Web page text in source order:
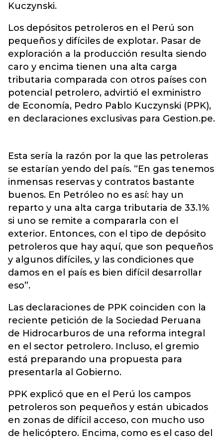
Kuczynski.
Los depósitos petroleros en el Perú son
pequeños y difíciles de explotar. Pasar de
exploración a la producción resulta siendo
caro y encima tienen una alta carga
tributaria comparada con otros países con
potencial petrolero, advirtió el exministro
de Economía, Pedro Pablo Kuczynski (PPK),
en declaraciones exclusivas para Gestion.pe.
Esta sería la razón por la que las petroleras
se estarían yendo del país. “En gas tenemos
inmensas reservas y contratos bastante
buenos. En Petróleo no es así: hay un
reparto y una alta carga tributaria de 33.1%
si uno se remite a compararla con el
exterior. Entonces, con el tipo de depósito
petroleros que hay aquí, que son pequeños
y algunos difíciles, y las condiciones que
damos en el país es bien difícil desarrollar
eso”.
Las declaraciones de PPK coinciden con la
reciente petición de la Sociedad Peruana
de Hidrocarburos de una reforma integral
en el sector petrolero. Incluso, el gremio
está preparando una propuesta para
presentarla al Gobierno.
PPK explicó que en el Perú los campos
petroleros son pequeños y están ubicados
en zonas de difícil acceso, con mucho uso
de helicóptero. Encima, como es el caso del